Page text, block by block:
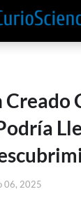
06, 2025